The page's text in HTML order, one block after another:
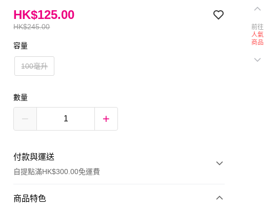
HK$245.00
HK$125.00
容量
100毫升
數量
付款與運送
自提點滿HK$300.00免運費
付款方式
商品特色
前往
人氣
商品